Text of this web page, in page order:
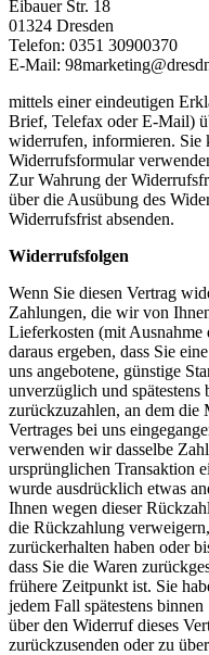
Eibauer Str. 18
01324 Dresden
Telefon: 0351 30900370
E-Mail:
mittels einer eindeutigen
Brief, Telefax oder E-Mail)
widerrufen, informieren. Sie
Widerrufsformular
Zur Wahrung der
über die Ausübung des
Widerrufsfrist absenden.
Widerrufsfolgen
Wenn Sie diesen Vertrag
Zahlungen, die wir von
Lieferkosten (mit Ausnahme
daraus ergeben, dass Sie
uns angebotene, günstige
unverzüglich und spätestens
zurückzuzahlen, an dem
Vertrages bei uns
verwenden wir dasselbe
ursprünglichen Transaktion
wurde ausdrücklich etwas
Ihnen wegen dieser
die Rückzahlung
zurückerhalten haben oder
dass Sie die Waren
frühere Zeitpunkt ist. Sie
jedem Fall spätestens
über den Widerruf dieses
zurückzusenden oder zu